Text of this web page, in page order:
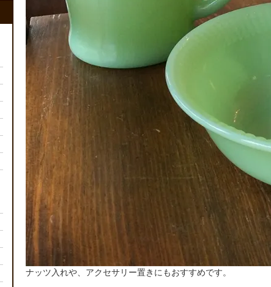
ナッツ入れや、アクセサリー置きにもおすすめです。